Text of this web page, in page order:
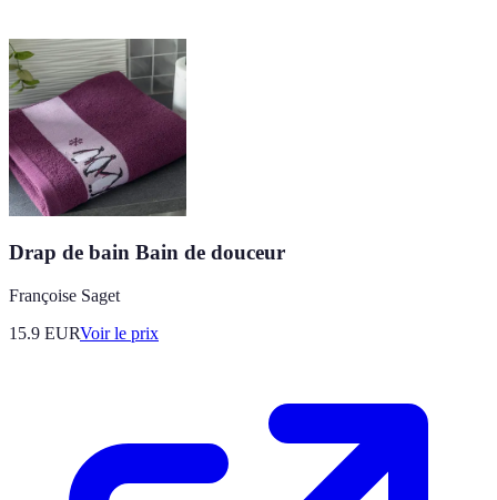
Drap de bain Bain de douceur
Françoise Saget
15.9 EURVoir le prix